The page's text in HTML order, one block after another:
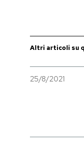
Altri articoli su
25/8/2021